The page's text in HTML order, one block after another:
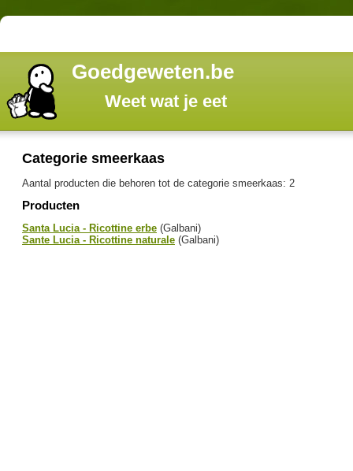
Goedgeweten.be
Weet wat je eet
Categorie smeerkaas
Aantal producten die behoren tot de categorie smeerkaas: 2
Producten
Santa Lucia - Ricottine erbe (Galbani)
Sante Lucia - Ricottine naturale (Galbani)